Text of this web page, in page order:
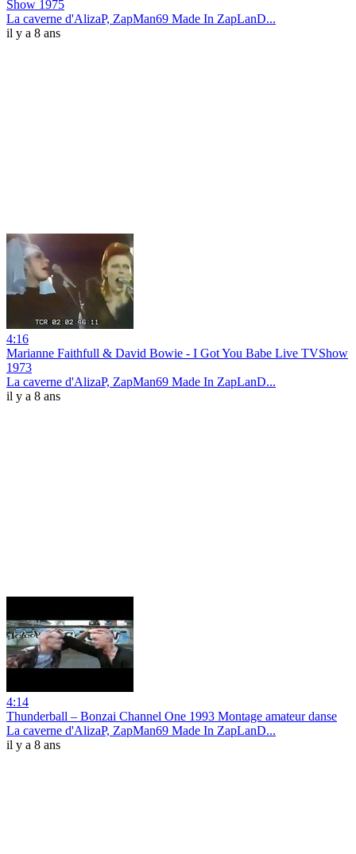
Show 1975
La caverne d'AlizaP, ZapMan69 Made In ZapLanD...
il y a 8 ans
4:16
Marianne Faithfull & David Bowie - I Got You Babe Live TVShow
1973
La caverne d'AlizaP, ZapMan69 Made In ZapLanD...
il y a 8 ans
4:14
Thunderball ‎– Bonzai Channel One 1993 Montage amateur danse
La caverne d'AlizaP, ZapMan69 Made In ZapLanD...
il y a 8 ans